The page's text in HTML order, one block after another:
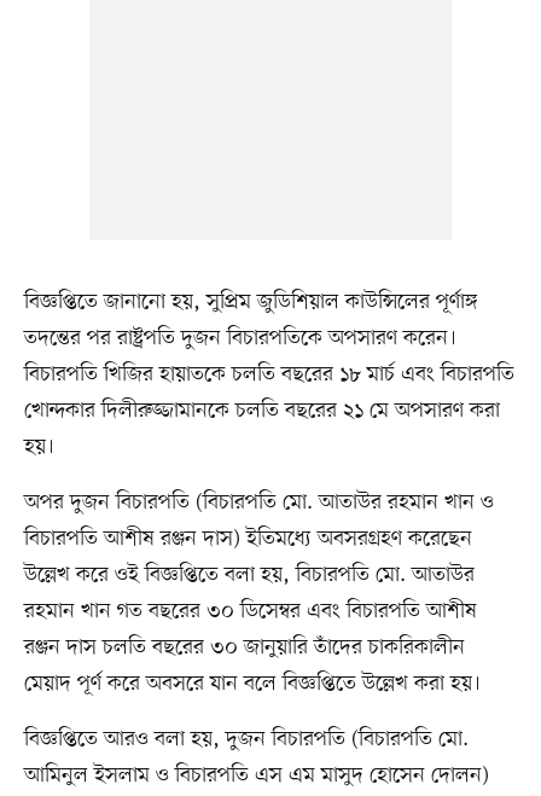
বিজ্ঞপ্তিতে জানানো হয়, সুপ্রিম জুডিশিয়াল কাউন্সিলের পূর্ণাঙ্গ
তদন্তের পর রাষ্ট্রপতি দুজন বিচারপতিকে অপসারণ করেন।
বিচারপতি খিজির হায়াতকে চলতি বছরের ১৮ মার্চ এবং বিচারপতি
খোন্দকার দিলীরুজ্জামানকে চলতি বছরের ২১ মে অপসারণ করা
হয়।
অপর দুজন বিচারপতি (বিচারপতি মো. আতাউর রহমান খান ও
বিচারপতি আশীষ রঞ্জন দাস) ইতিমধ্যে অবসরগ্রহণ করেছেন
উল্লেখ করে ওই বিজ্ঞপ্তিতে বলা হয়, বিচারপতি মো. আতাউর
রহমান খান গত বছরের ৩০ ডিসেম্বর এবং বিচারপতি আশীষ
রঞ্জন দাস চলতি বছরের ৩০ জানুয়ারি তাঁদের চাকরিকালীন
মেয়াদ পূর্ণ করে অবসরে যান বলে বিজ্ঞপ্তিতে উল্লেখ করা হয়।
বিজ্ঞপ্তিতে আরও বলা হয়, দুজন বিচারপতি (বিচারপতি মো.
আমিনুল ইসলাম ও বিচারপতি এস এম মাসুদ হোসেন দোলন)